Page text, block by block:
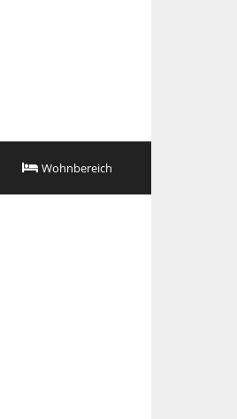
Wohnbereich